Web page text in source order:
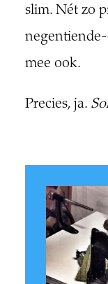
slim. Nét zo
mee ook.
Precies, ja.